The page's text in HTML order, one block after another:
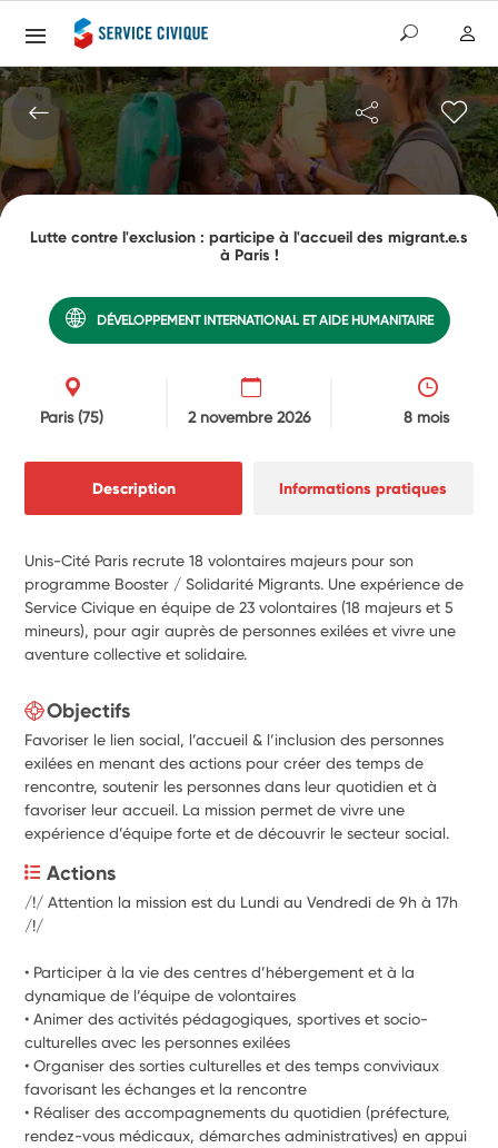
Lutte contre l'exclusion : participe à l'accueil des migrant.e.s
à Paris !
DÉVELOPPEMENT INTERNATIONAL ET AIDE HUMANITAIRE
Paris(75) 2 novembre 2026 8 mois
Description Informations pratiques
Unis-Cité Paris recrute 18 volontaires majeurs pour son
programme Booster / Solidarité Migrants. Une expérience de
Service Civique en équipe de 23 volontaires (18 majeurs et 5
mineurs), pour agir auprès de personnes exilées et vivre une
aventure collective et solidaire.
Objectifs
Favoriser le lien social, l’accueil & l’inclusion des personnes
exilées en menant des actions pour créer des temps de
rencontre, soutenir les personnes dans leur quotidien et à
favoriser leur accueil. La mission permet de vivre une
expérience d’équipe forte et de découvrir le secteur social.
Actions
/!/ Attention la mission est du Lundi au Vendredi de 9h à 17h
/!/
• Participer à la vie des centres d’hébergement et à la
dynamique de l’équipe de volontaires
• Animer des activités pédagogiques, sportives et socio-
culturelles avec les personnes exilées
• Organiser des sorties culturelles et des temps conviviaux
favorisant les échanges et la rencontre
• Réaliser des accompagnements du quotidien (préfecture,
rendez-vous médicaux, démarches administratives) en appui